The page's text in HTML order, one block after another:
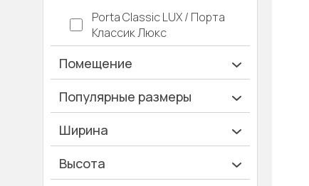
Porta Classic LUX / Порта
Классик Люкс
Помещение
Ванная и туалет
Гардеробная
Гостинная
Дача
Популярные размеры
600х2000
700х2000
900х2000
Ширина
Ширина 40 см
Высота